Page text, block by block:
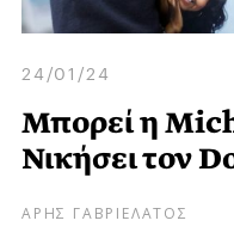
24/01/24
Μπορεί η
Νικήσει τον
ΑΡΗΣ ΓΑΒΡΙΕΛΑΤΟΣ